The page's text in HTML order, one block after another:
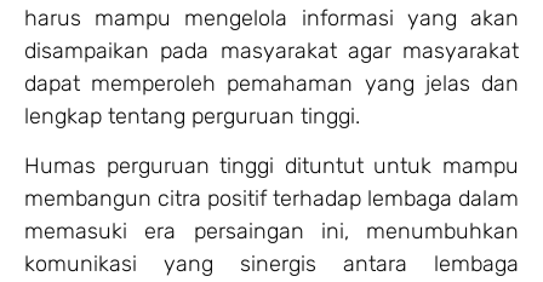
harus mampu mengelola informasi yang akan
disampaikan pada masyarakat agar masyarakat
dapat memperoleh pemahaman yang jelas dan
lengkap tentang perguruan tinggi.
Humas perguruan tinggi dituntut untuk mampu
membangun citra positif terhadap lembaga dalam
memasuki era persaingan ini, menumbuhkan
komunikasi yang sinergis antara lembaga